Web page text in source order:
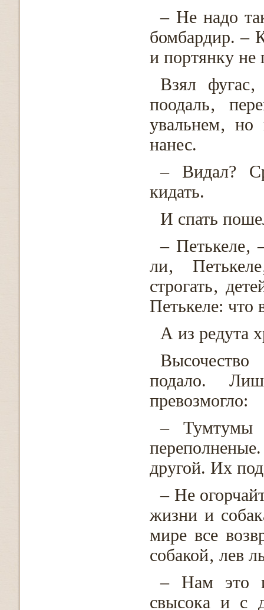
– Не надо
бомбардир. –
и портянку не
Взял
поодаль‚
увальнем‚
нанес.
– Видал?
кидать.
И спать
– Петькеле‚
ли‚
строгать‚
Петькеле: что
А из редута
подало.
превозмогло:
– Тумтумы
другой. Их
– Не
жизни и
мире все
собакой‚ лев
– Нам это
свысока и с